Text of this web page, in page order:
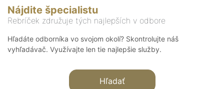
Nájdite špecialistu
Rebríček združuje tých najlepších v odbore
Hľadáte odborníka vo svojom okolí? Skontrolujte náš
vyhľadávač. Využívajte len tie najlepšie služby.
Hľadať